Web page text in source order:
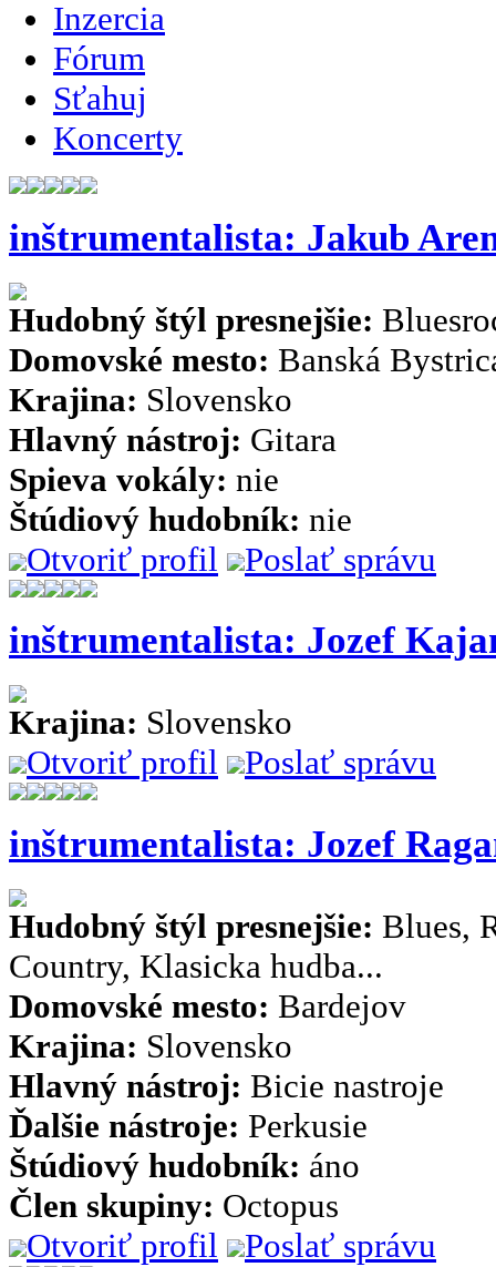
Inzercia
Fórum
Sťahuj
Koncerty
inštrumentalista: Jakub
Hudobný štýl presnejšie:
Domovské mesto: Banská
Krajina: Slovensko
Hlavný nástroj: Gitara
Spieva vokály: nie
Štúdiový hudobník: nie
Otvoriť profil
Poslať správu
inštrumentalista: Jozef
Krajina: Slovensko
Otvoriť profil
Poslať správu
inštrumentalista: Jozef
Hudobný štýl presnejšie: Blues,
Country, Klasicka hudba...
Domovské mesto: Bardejov
Krajina: Slovensko
Hlavný nástroj: Bicie nastroje
Ďalšie nástroje: Perkusie
Štúdiový hudobník: áno
Člen skupiny: Octopus
Otvoriť profil
Poslať správu